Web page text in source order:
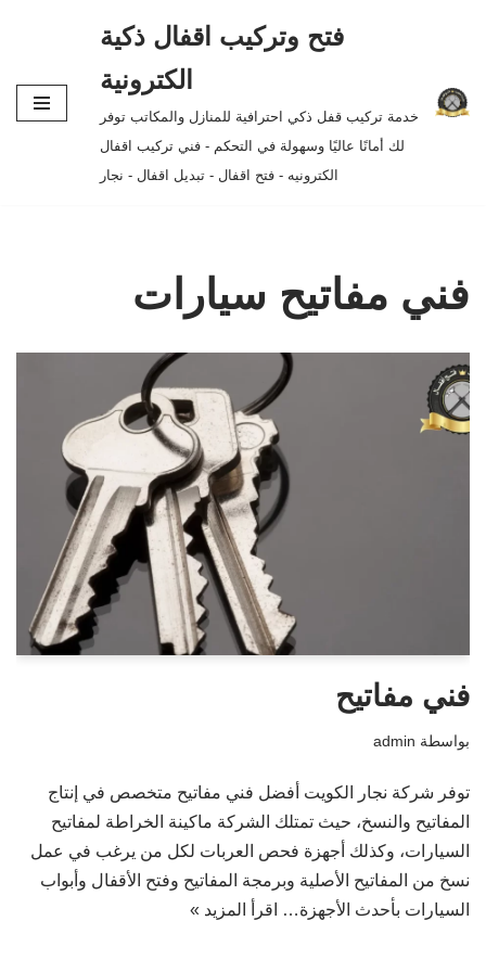
إلى
المحتوى
فتح وتركيب اقفال ذكية
الكترونية
خدمة تركيب قفل ذكي احترافية للمنازل والمكاتب توفر
لك أمانًا عاليًا وسهولة في التحكم - فني تركيب اقفال
الكترونيه - فتح اقفال - تبديل اقفال - نجار
فني مفاتيح سيارات
فني مفاتيح
بواسطة admin
توفر شركة نجار الكويت أفضل فني مفاتيح متخصص في إنتاج
المفاتيح والنسخ، حيث تمتلك الشركة ماكينة الخراطة لمفاتيح
السيارات، وكذلك أجهزة فحص العربات لكل من يرغب في عمل
نسخ من المفاتيح الأصلية وبرمجة المفاتيح وفتح الأقفال وأبواب
السيارات بأحدث الأجهزة…
اقرأ المزيد »